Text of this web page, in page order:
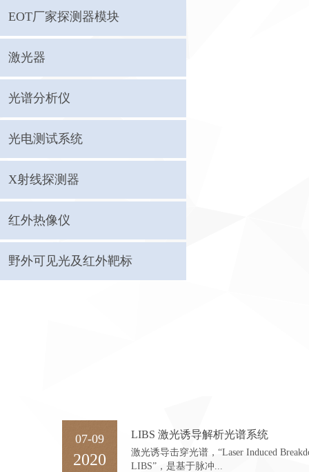
EOT厂家探测器模块
激光器
光谱分析仪
光电测试系统
X射线探测器
红外热像仪
野外可见光及红外靶标
07-09
2020
LIBS 激光诱导解析光谱系统
激光诱导击穿光谱，“Laser Induced
LIBS”，是基于脉冲...